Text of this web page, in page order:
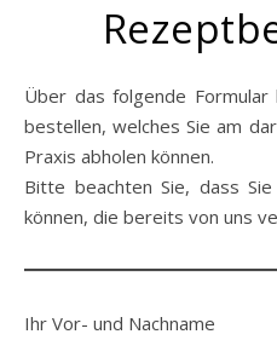
Über das folgende Formular können Sie bei uns Rezepte
bestellen, welches Sie am
Praxis abholen können.
Bitte beachten Sie, dass
können, die bereits von uns
Ihr Vor- und Nachname